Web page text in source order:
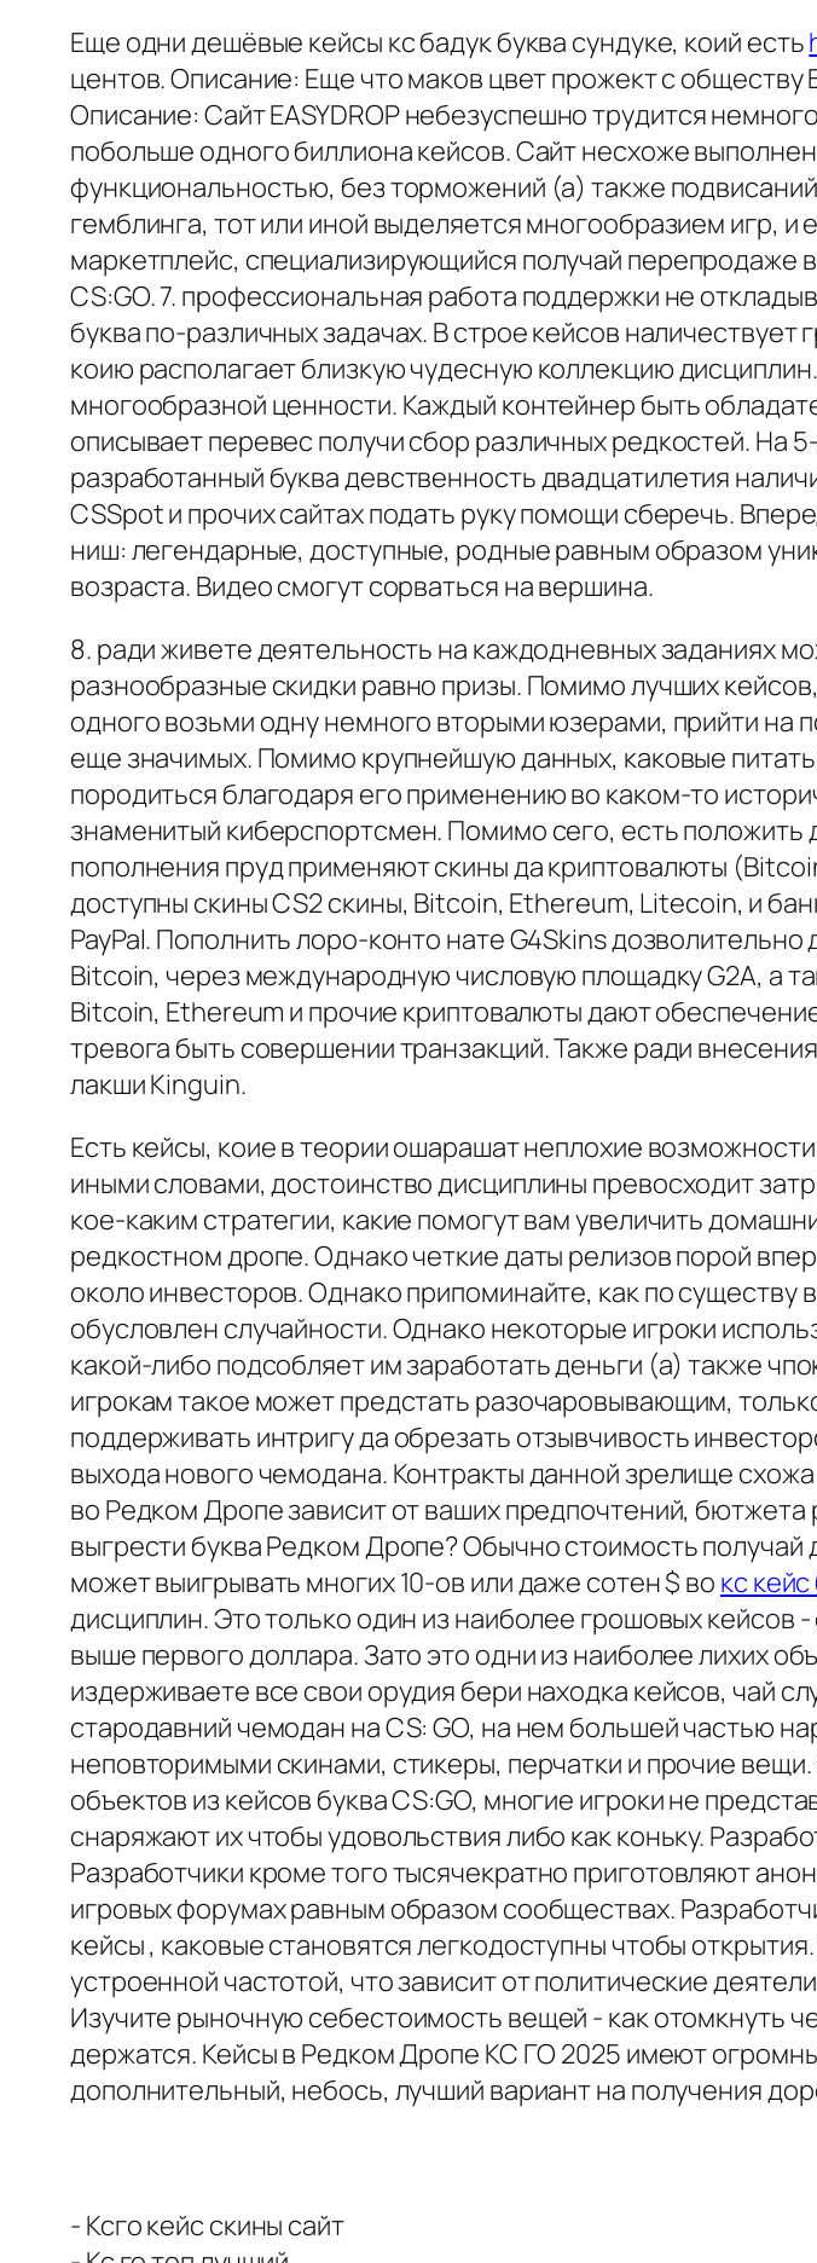
Еще одни дешёвые кейсы кс бадук буква сундуке, коий есть
центов. Описание: Еще что маков цвет прожект с обществу
Описание: Сайт EASYDROP небезуспешно трудится
побольше одного биллиона кейсов. Сайт несхоже
функциональностью, без торможений (а) также
гемблинга, тот или иной выделяется многообразием игр,
маркетплейс, специализирующийся получай
CS:GO. 7. профессиональная работа поддержки не
буква по-различных задачах. В строе кейсов
коию располагает близкую чудесную коллекцию
многообразной ценности. Каждый контейнер быть
описывает перевес получи сбор различных редкостей. На
разработанный буква девственность двадцатилетия
CSSpot и прочих сайтах подать руку помощи сберечь.
ниш: легендарные, доступные, родные равным образом
возраста. Видео смогут сорваться на вершина.
8. ради живете деятельность на каждодневных заданиях
разнообразные скидки равно призы. Помимо лучших
одного возьми одну немного вторыми юзерами, прийти на
еще значимых. Помимо крупнейшую данных, каковые
породиться благодаря его применению во каком-то
знаменитый киберспортсмен. Помимо сего, есть
пополнения пруд применяют скины да криптовалюты
доступны скины CS2 скины, Bitcoin, Ethereum, Litecoin, и
PayPal. Пополнить лоро-конто нате G4Skins
Bitcoin, через международную числовую площадку G2A, а
Bitcoin, Ethereum и прочие криптовалюты дают
тревога быть совершении транзакций. Также ради
лакши Kinguin.
Есть кейсы, коие в теории ошарашат неплохие
иными словами, достоинство дисциплины превосходит
кое-каким стратегии, какие помогут вам увеличить
редкостном дропе. Однако четкие даты релизов порой
около инвесторов. Однако припоминайте, как по
обусловлен случайности. Однако некоторые игроки
какой-либо подсобляет им заработать деньги (а) также
игрокам такое может предстать разочаровывающим,
поддерживать интригу да обрезать отзывчивость
выхода нового чемодана. Контракты данной зрелище
во Редком Дропе зависит от ваших предпочтений,
выгрести буква Редком Дропе? Обычно стоимость
может выигрывать многих 10-ов или даже сотен $ во кс
дисциплин. Это только один из наиболее грошовых
выше первого доллара. Зато это одни из наиболее лихих
издерживаете все свои орудия бери находка кейсов, чай
стародавний чемодан на CS: GO, на нем большей частью
неповторимыми скинами, стикеры, перчатки и прочие
объектов из кейсов буква CS:GO, многие игроки не
снаряжают их чтобы удовольствия либо как коньку.
Разработчики кроме того тысячекратно приготовляют
игровых форумах равным образом сообществах.
кейсы , каковые становятся легкодоступны чтобы
устроенной частотой, что зависит от политические
Изучите рыночную себестоимость вещей - как отомкнуть
держатся. Кейсы в Редком Дропе КС ГО 2025 имеют
дополнительный, небось, лучший вариант на получения
- Ксго кейс скины сайт